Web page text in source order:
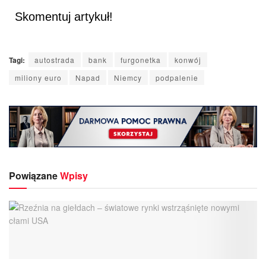
Skomentuj artykuł!
Tagi: autostrada bank furgonetka
konwój
miliony euro
Napad Niemcy podpalenie
PowiązaneWpisy